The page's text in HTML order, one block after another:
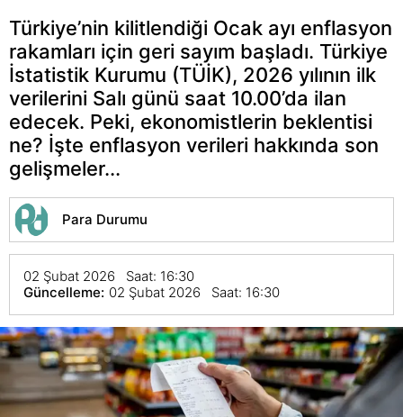
Türkiye’nin kilitlendiği Ocak ayı enflasyon
rakamları için geri sayım başladı. Türkiye
İstatistik Kurumu (TÜİK), 2026 yılının ilk
verilerini Salı günü saat 10.00’da ilan
edecek. Peki, ekonomistlerin beklentisi
ne? İşte enflasyon verileri hakkında son
gelişmeler...
Para Durumu
02 Şubat 2026 Saat: 16:30
Güncelleme: 02 Şubat 2026 Saat: 16:30